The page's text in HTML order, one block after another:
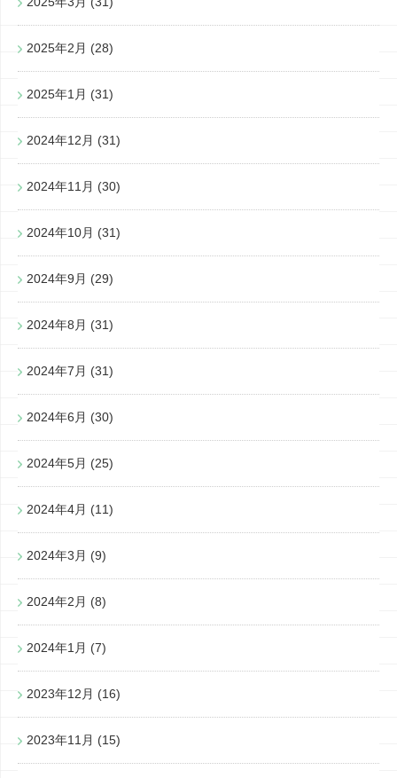
2025年2月 (28)
2025年1月 (31)
2024年12月 (31)
2024年11月 (30)
2024年10月 (31)
2024年9月 (29)
2024年8月 (31)
2024年7月 (31)
2024年6月 (30)
2024年5月 (25)
2024年4月 (11)
2024年3月 (9)
2024年2月 (8)
2024年1月 (7)
2023年12月 (16)
2023年11月 (15)